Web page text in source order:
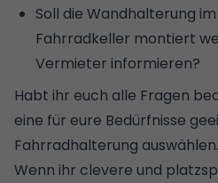
Soll die Wandhalterung
Fahrradkeller montiert
Vermieter informieren?
Habt ihr euch alle Fragen
eine für eure Bedürfnisse
Fahrradhalterung auswählen.
Wenn ihr clevere und